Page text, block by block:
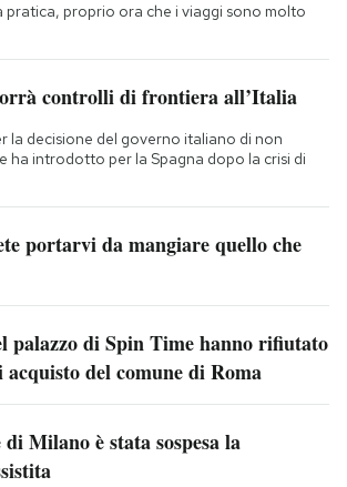
pratica, proprio ora che i viaggi sono molto
controlli di frontiera all’Italia
la decisione del governo italiano di non
ha introdotto per la Spagna dopo la crisi di
portarvi da mangiare quello che
di Spin Time hanno rifiutato
del comune di Roma
Milano è stata sospesa la